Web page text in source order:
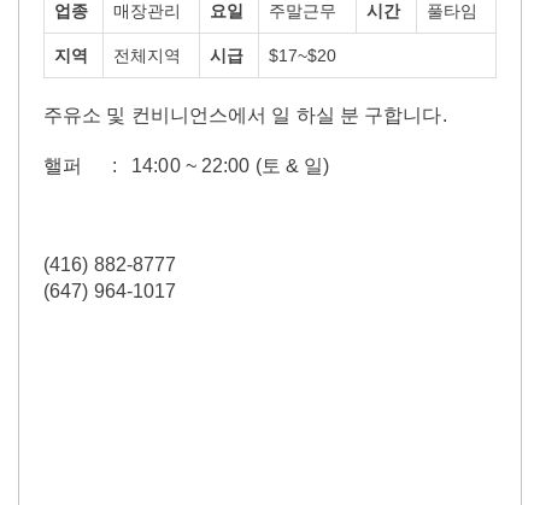
업종 매장관리 요일 주말근무 시간 풀타임
지역 전체지역 시급 $17~$20
주유소 및 컨비니언스에서 일 하실 분 구합니다.
핼퍼 : 14:00 ~ 22:00 (토 & 일)
(416) 882-8777
(647) 964-1017